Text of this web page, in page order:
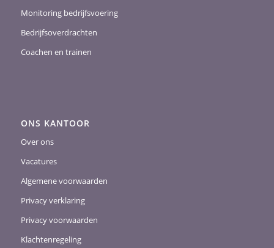
Monitoring bedrijfsvoering
Bedrijfsoverdrachten
Coachen en trainen
ONS KANTOOR
Over ons
Vacatures
Algemene voorwaarden
Privacy verklaring
Privacy voorwaarden
Klachtenregeling